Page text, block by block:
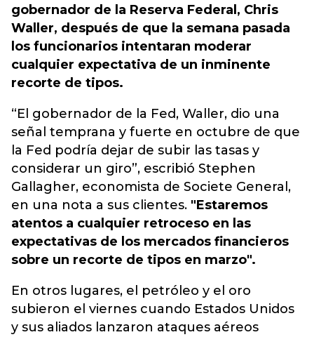
gobernador de la Reserva Federal, Chris
Waller, después de que la semana pasada
los funcionarios intentaran moderar
cualquier expectativa de un inminente
recorte de tipos.
“El gobernador de la Fed, Waller, dio una
señal temprana y fuerte en octubre de que
la Fed podría dejar de subir las tasas y
considerar un giro”, escribió Stephen
Gallagher, economista de Societe General,
en una nota a sus clientes. "Estaremos
atentos a cualquier retroceso en las
expectativas de los mercados financieros
sobre un recorte de tipos en marzo".
En otros lugares, el petróleo y el oro
subieron el viernes cuando Estados Unidos
y sus aliados lanzaron ataques aéreos